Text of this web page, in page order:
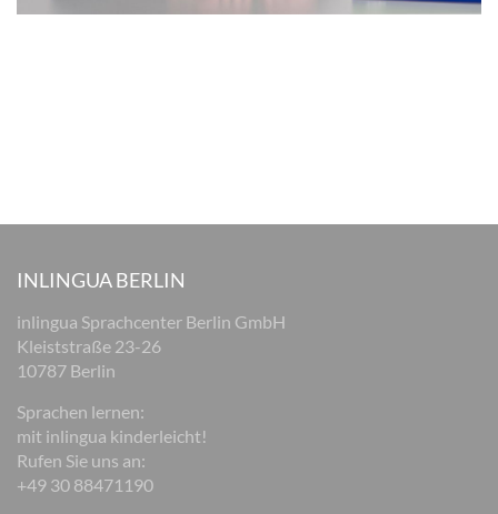
INLINGUA BERLIN
inlingua Sprachcenter Berlin GmbH
Kleiststraße 23-26
10787 Berlin
Sprachen lernen:
mit inlingua kinderleicht!
Rufen Sie uns an:
+49 30 88471190